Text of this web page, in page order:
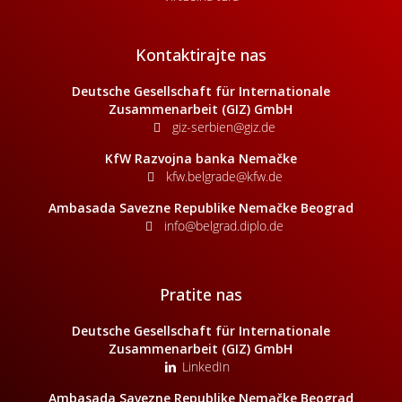
Kontaktirajte nas
Deutsche Gesellschaft für Internationale
Zusammenarbeit (GIZ) GmbH
giz-serbien@giz.de
KfW Razvojna banka Nemačke
kfw.belgrade@kfw.de
Ambasada Savezne Republike Nemačke Beograd
info@belgrad.diplo.de
Pratite nas
Deutsche Gesellschaft für Internationale
Zusammenarbeit (GIZ) GmbH
LinkedIn
Ambasada Savezne Republike Nemačke Beograd